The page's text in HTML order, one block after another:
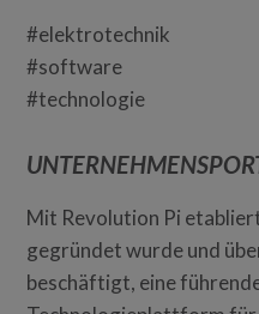
#elektrotechnik
#software
#technologie
Mit Revolution Pi
gegründet wurde und
beschäftigt, eine